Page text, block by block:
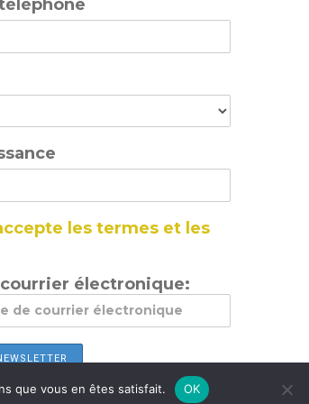
les termes et les
électronique:
que vous en êtes satisfait. OK